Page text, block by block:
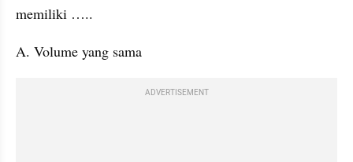
memiliki …..
A. Volume yang sama
ADVERTISEMENT